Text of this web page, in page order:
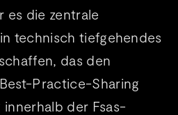
es die zentrale
technisch tiefgehendes
das den
Practice-Sharing
der Fsas-